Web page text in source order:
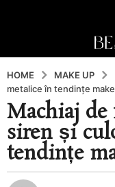
HOME MAKE UP
metalice în tendințe
1
a
n
a
Machiaj
siren și
tendințe